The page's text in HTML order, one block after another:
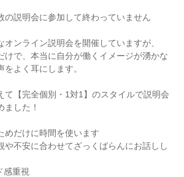
の説明会に参加して終わっていません
オンライン説明会を開催していますが、
けで、本当に自分が働くイメージが湧かな
よく耳にします。
て【完全個別・1対1】のスタイルで説明会
ました！
めだけに時間を使います
不安に合わせてざっくばらんにお話しし
感重視